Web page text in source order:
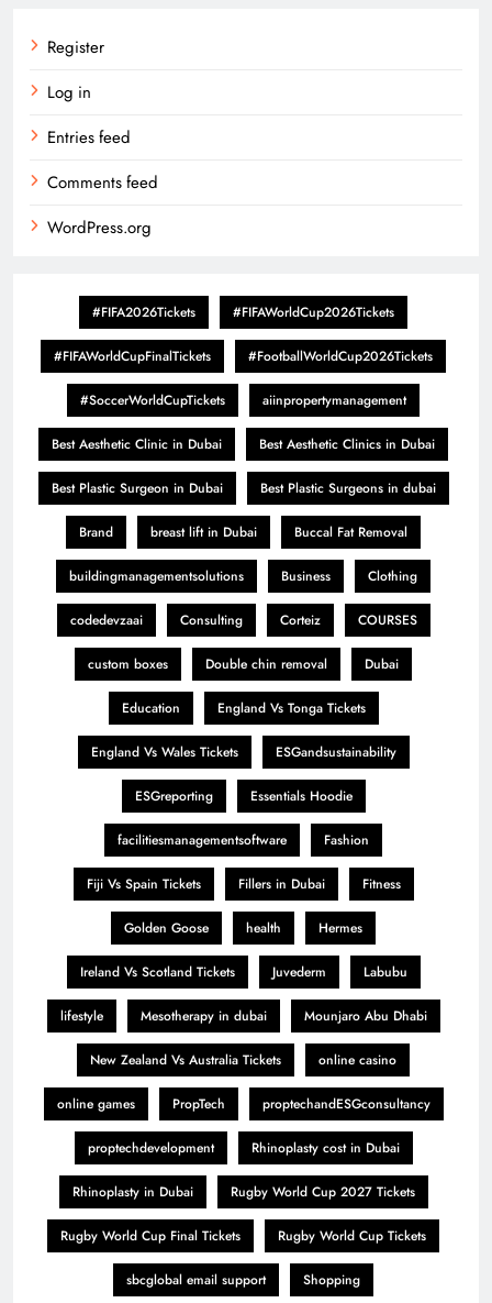
Register
Log in
Entries feed
Comments feed
WordPress.org
#FIFA2026Tickets #FIFAWorldCup2026Tickets
#FIFAWorldCupFinalTickets #FootballWorldCup2026Tickets
#SoccerWorldCupTickets aiinpropertymanagement
Best Aesthetic Clinic in Dubai Best Aesthetic Clinics in Dubai
Best Plastic Surgeon in Dubai Best Plastic Surgeons in dubai
Brand breast lift in Dubai Buccal Fat Removal
buildingmanagementsolutions Business Clothing
codedevzaai Consulting Corteiz COURSES
custom boxes Double chin removal Dubai
Education England Vs Tonga Tickets
England Vs Wales Tickets ESGandsustainability
ESGreporting Essentials Hoodie
facilitiesmanagementsoftware Fashion
Fiji Vs Spain Tickets Fillers in Dubai Fitness
Golden Goose health Hermes
Ireland Vs Scotland Tickets Juvederm Labubu
lifestyle Mesotherapy in dubai Mounjaro Abu Dhabi
New Zealand Vs Australia Tickets online casino
online games PropTech proptechandESGconsultancy
proptechdevelopment Rhinoplasty cost in Dubai
Rhinoplasty in Dubai Rugby World Cup 2027 Tickets
Rugby World Cup Final Tickets Rugby World Cup Tickets
sbcglobal email support Shopping